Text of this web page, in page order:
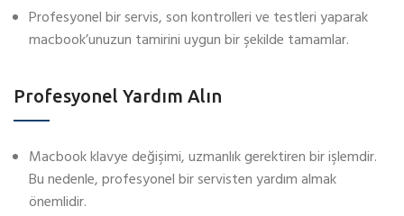
Profesyonel bir servis, son kontrolleri ve testleri yaparak
macbook’unuzun tamirini uygun bir şekilde tamamlar.
Profesyonel Yardım Alın
Macbook klavye değişimi, uzmanlık gerektiren bir işlemdir.
Bu nedenle, profesyonel bir servisten yardım almak
önemlidir.